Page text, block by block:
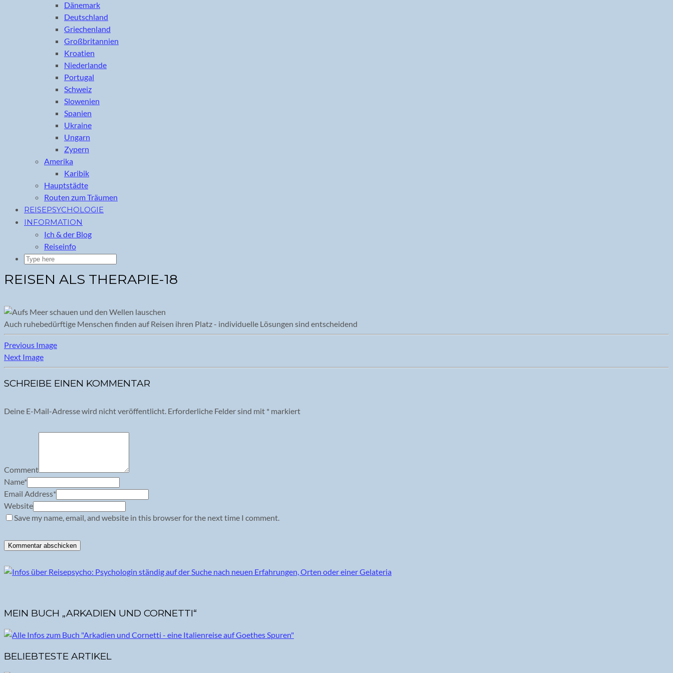
Dänemark
Deutschland
Griechenland
Großbritannien
Kroatien
Niederlande
Portugal
Schweiz
Slowenien
Spanien
Ukraine
Ungarn
Zypern
Amerika
Karibik
Hauptstädte
Routen zum Träumen
REISEPSYCHOLOGIE
INFORMATION
Ich & der Blog
Reiseinfo
REISEN ALS THERAPIE-18
Auch ruhebedürftige Menschen finden auf Reisen ihren Platz - individuelle Lösungen sind entscheidend
Previous Image
Next Image
SCHREIBE EINEN KOMMENTAR
Deine E-Mail-Adresse wird nicht veröffentlicht. Erforderliche Felder sind mit * markiert
Comment
Name*
Email Address*
Website
Save my name, email, and website in this browser for the next time I comment.
MEIN BUCH „ARKADIEN UND CORNETTI“
BELIEBTESTE ARTIKEL